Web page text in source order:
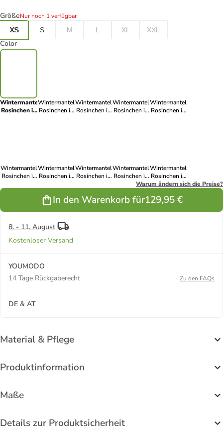
GrößeNur noch 1 verfügbar
XS
S M L XL XXL
Color
Wintermantel
Rosinchen in
Wintermantel
Rosinchen in
Wintermantel
Rosinchen in
Wintermantel
Rosinchen in
Wintermantel
Rosinchen in
Wintermantel
Rosinchen in
Wintermantel
Rosinchen in
Wintermantel
Rosinchen in
Wintermantel
Rosinchen in
Pebble Grey
Wintermantel
Rosinchen in
Blue Jean
Warum ändern sich die Preise?
In den Warenkorb für129,95 €
8. - 11. August
Kostenloser Versand
YOUMODO
14 Tage Rückgaberecht
Zu den FAQs
DE & AT
Material & Pflege
Produktinformation
Maße
Details zur Produktsicherheit